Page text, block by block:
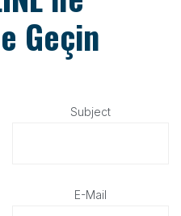
Geçin
Subject
E-Mail